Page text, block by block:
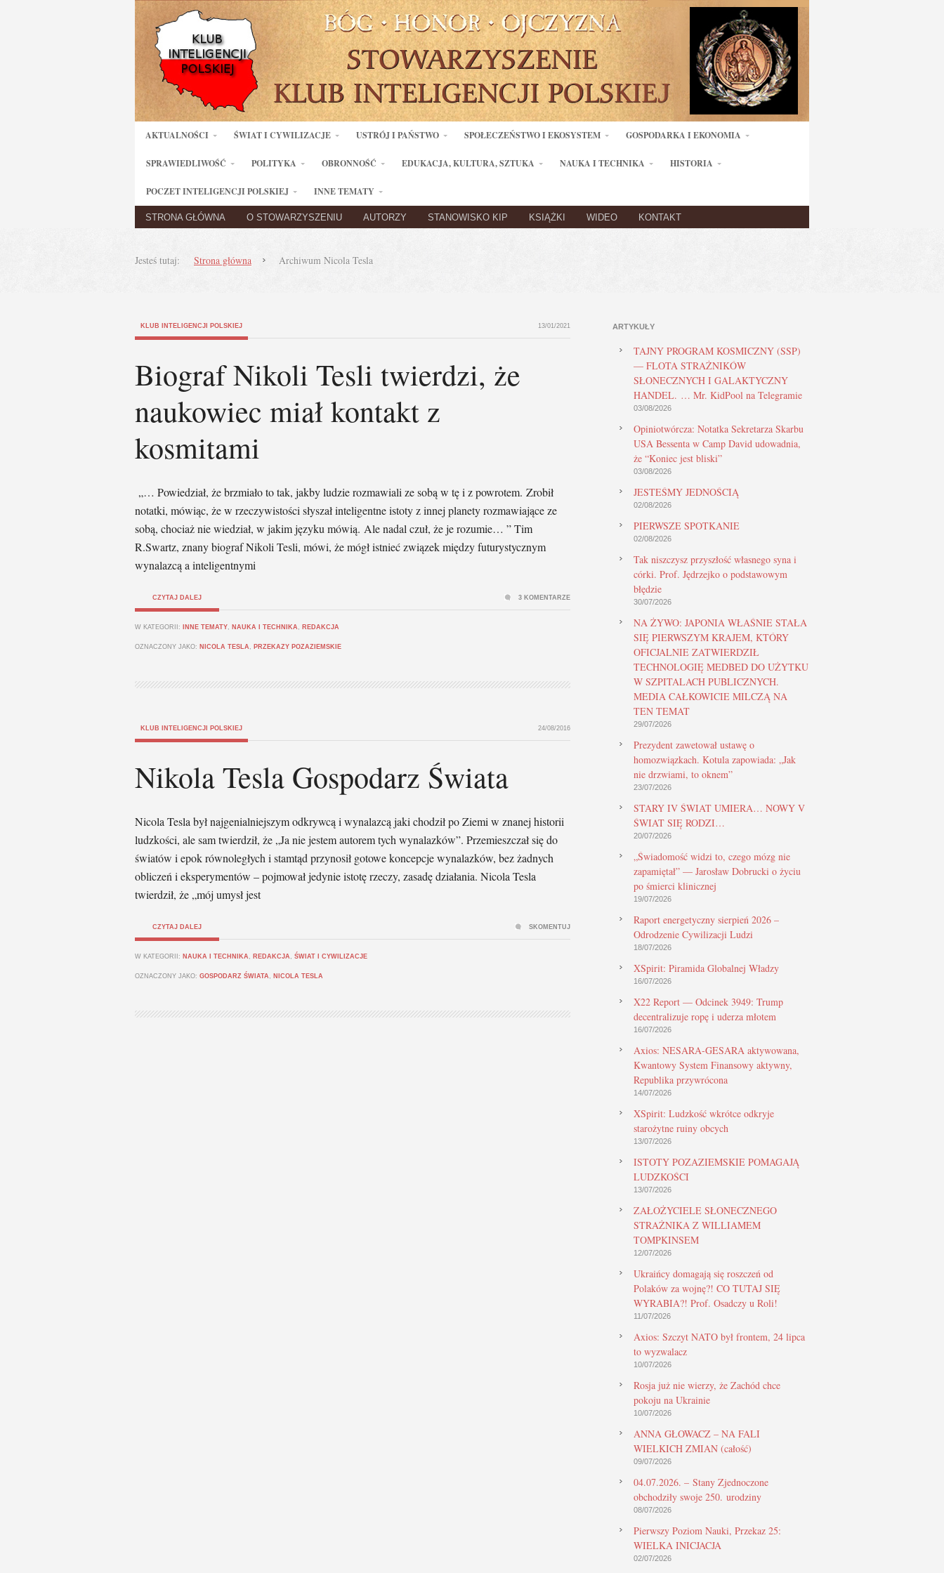
AKTUALNOŚCI ŚWIAT I CYWILIZACJE USTRÓJ I PAŃSTWO SPOŁECZEŃSTWO I EKOSYSTEM GOSPODARKA I EKONOMIA
SPRAWIEDLIWOŚĆ POLITYKA OBRONNOŚĆ EDUKACJA, KULTURA, SZTUKA NAUKA I TECHNIKA HISTORIA
POCZET INTELIGENCJI POLSKIEJ INNE TEMATY
STRONA GŁÓWNA O STOWARZYSZENIU AUTORZY STANOWISKO KIP KSIĄŻKI WIDEO KONTAKT
Jesteś tutaj: Strona główna Archiwum Nicola Tesla
KLUB INTELIGENCJI POLSKIEJ 13/01/2021
Biograf Nikoli Tesli twierdzi, że
naukowiec miał kontakt z
kosmitami
„… Powiedział, że brzmiało to tak, jakby ludzie rozmawiali ze sobą w tę i z powrotem. Zrobił
notatki, mówiąc, że w rzeczywistości słyszał inteligentne istoty z innej planety rozmawiające ze
sobą, chociaż nie wiedział, w jakim języku mówią. Ale nadal czuł, że je rozumie… ” Tim
R.Swartz, znany biograf Nikoli Tesli, mówi, że mógł istnieć związek między futurystycznym
wynalazcą a inteligentnymi
CZYTAJ DALEJ
W KATEGORII: INNE TEMATY, NAUKA I TECHNIKA , REDAKCJA
OZNACZONY JAKO: NICOLA TESLA , PRZEKAZY POZAZIEMSKIE
3 KOMENTARZE
KLUB INTELIGENCJI POLSKIEJ 24/08/2016
Nikola Tesla Gospodarz Świata
Nicola Tesla był najgenialniejszym odkrywcą i wynalazcą jaki chodził po Ziemi w znanej historii
ludzkości, ale sam twierdził, że „Ja nie jestem autorem tych wynalazków”. Przemieszczał się do
światów i epok równoległych i stamtąd przynosił gotowe koncepcje wynalazków, bez żadnych
obliczeń i eksperymentów – pojmował jedynie istotę rzeczy, zasadę działania. Nicola Tesla
twierdził, że „mój umysł jest
CZYTAJ DALEJ
W KATEGORII: NAUKA I TECHNIKA , REDAKCJA , ŚWIAT I CYWILIZACJE
OZNACZONY JAKO: GOSPODARZ ŚWIATA , NICOLA TESLA
SKOMENTUJ
ARTYKUŁY
TAJNY PROGRAM KOSMICZNY (SSP)
— FLOTA STRAŻNIKÓW
SŁONECZNYCH I GALAKTYCZNY
HANDEL. … Mr. KidPool na Telegramie
03/08/2026
Opiniotwórcza: Notatka Sekretarza Skarbu
USA Bessenta w Camp David udowadnia,
że “Koniec jest bliski”
03/08/2026
JESTEŚMY JEDNOŚCIĄ
02/08/2026
PIERWSZE SPOTKANIE
02/08/2026
Tak niszczysz przyszłość własnego syna i
córki. Prof. Jędrzejko o podstawowym
błędzie
30/07/2026
NA ŻYWO: JAPONIA WŁAŚNIE STAŁA
SIĘ PIERWSZYM KRAJEM, KTÓRY
OFICJALNIE ZATWIERDZIŁ
TECHNOLOGIĘ MEDBED DO UŻYTKU
W SZPITALACH PUBLICZNYCH.
MEDIA CAŁKOWICIE MILCZĄ NA
TEN TEMAT
29/07/2026
Prezydent zawetował ustawę o
homozwiązkach. Kotula zapowiada: „Jak
nie drzwiami, to oknem”
23/07/2026
STARY IV ŚWIAT UMIERA… NOWY V
ŚWIAT SIĘ RODZI…
20/07/2026
„Świadomość widzi to, czego mózg nie
zapamiętał” — Jarosław Dobrucki o życiu
po śmierci klinicznej
19/07/2026
Raport energetyczny sierpień 2026 –
Odrodzenie Cywilizacji Ludzi
18/07/2026
XSpirit: Piramida Globalnej Władzy
16/07/2026
X22 Report — Odcinek 3949: Trump
decentralizuje ropę i uderza młotem
16/07/2026
Axios: NESARA-GESARA aktywowana,
Kwantowy System Finansowy aktywny,
Republika przywrócona
14/07/2026
XSpirit: Ludzkość wkrótce odkryje
starożytne ruiny obcych
13/07/2026
ISTOTY POZAZIEMSKIE POMAGAJĄ
LUDZKOŚCI
13/07/2026
ZAŁOŻYCIELE SŁONECZNEGO
STRAŻNIKA Z WILLIAMEM
TOMPKINSEM
12/07/2026
Ukraińcy domagają się roszczeń od
Polaków za wojnę?! CO TUTAJ SIĘ
WYRABIA?! Prof. Osadczy u Roli!
11/07/2026
Axios: Szczyt NATO był frontem, 24 lipca
to wyzwalacz
10/07/2026
Rosja już nie wierzy, że Zachód chce
pokoju na Ukrainie
10/07/2026
ANNA GŁOWACZ – NA FALI
WIELKICH ZMIAN (całość)
09/07/2026
04.07.2026. – Stany Zjednoczone
obchodziły swoje 250. urodziny
08/07/2026
Pierwszy Poziom Nauki, Przekaz 25:
WIELKA INICJACJA
02/07/2026